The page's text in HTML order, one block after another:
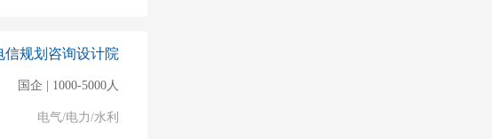
信规划咨询设计院
国企 | 1000-5000人
电气/电力/水利